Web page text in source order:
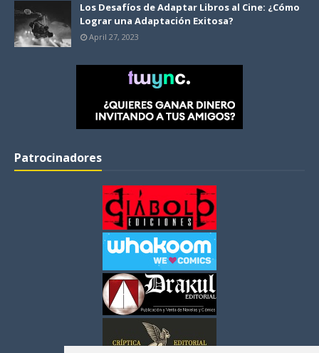
Los Desafíos de Adaptar Libros al Cine: ¿Cómo
Lograr una Adaptación Exitosa?
April 27, 2023
Patrocinadores